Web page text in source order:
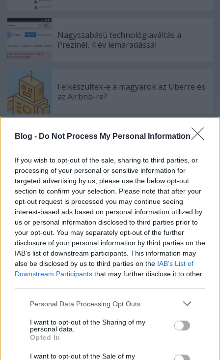
Blog - Do Not Process My Personal Information
If you wish to opt-out of the sale, sharing to third parties, or
processing of your personal or sensitive information for
targeted advertising by us, please use the below opt-out
section to confirm your selection. Please note that after your
opt-out request is processed you may continue seeing
interest-based ads based on personal information utilized by
us or personal information disclosed to third parties prior to
your opt-out. You may separately opt-out of the further
disclosure of your personal information by third parties on the
IAB’s list of downstream participants. This information may
also be disclosed by us to third parties on the IAB’s List of
Downstream Participants that may further disclose it to other
Please note that this website/app uses one or more Google
not limited to your visit or usage behaviour. You may click to
grant or deny consent to Google and its third-party tags to
use your data for below specified purposes in below Google
consent section.
Personal Data Processing Opt Outs
I want to opt-out of the Sharing of my
personal data.
Opted In
I want to opt-out of the Sale of my
Nagyszabású technológiaváltás a
Prezinél, 4 év lemaradással
Felkészültek-e a magyarok az Uberre és
az Airbnb-re?
A hozzászóláshoz be kell lépned!
VAGY
tsabeeka